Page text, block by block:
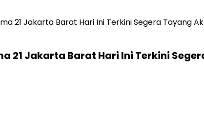
21 Jakarta Barat Hari Ini Terkini Segera Tayang
21 Jakarta Barat Hari Ini Terkini